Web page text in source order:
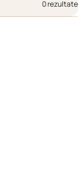
0 rezultate